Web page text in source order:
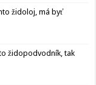
židoloj, má byť
židopodvodník, tak